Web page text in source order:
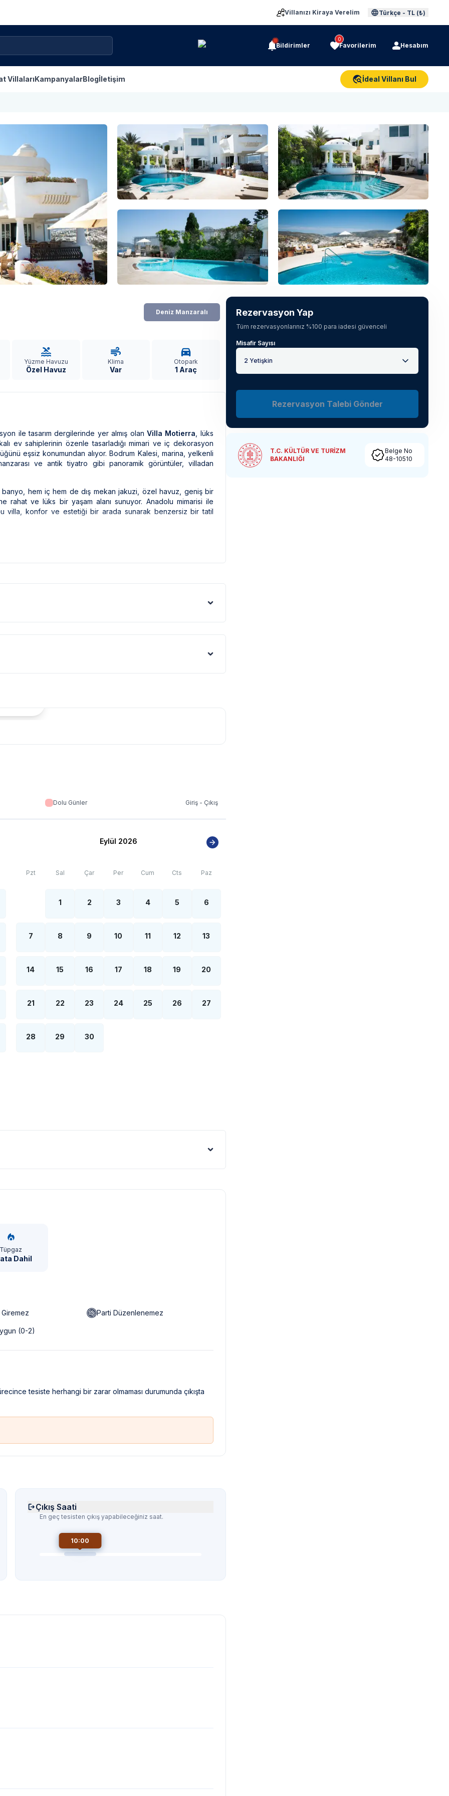
Villanızı Kiraya Verelim Türkçe - TL (₺)
Bildirimler
0
Favorilerim Hesabım
VillalarıKampanyalarBlogİletişim İdeal Villanı Bul
Tüm fotoğrafları gör
Deniz Manzaralı
Yüzme Havuzu
Özel Havuz
Klima
Var
Otopark
1 Araç
ile tasarım dergilerinde yer almış olan Villa Motierra , lüks
ev sahiplerinin özenle tasarladığı mimari ve iç dekorasyon
eşsiz konumundan alıyor. Bodrum Kalesi, marina, yelkenli
ve antik tiyatro gibi panoramik görüntüler, villadan
hem iç hem de dış mekan jakuzi, özel havuz, geniş bir
rahat ve lüks bir yaşam alanı sunuyor. Anadolu mimarisi ile
villa, konfor ve estetiği bir arada sunarak benzersiz bir tatil
görüntüyü ekrana sığdırmak amacıyla, geniş açılı lens ve
Dolu Günler Giriş - Çıkış
Eylül 2026
Pzt Sal Çar Per Cum Cts Paz
1 2 3 4 5 6
7 8 9 10 11 12 13
14 15 16 17 18 19 20
21 22 23 24 25 26 27
28 29 30
Tüpgaz
Dahil
Parti Düzenlenemez
(0-2)
tesiste herhangi bir zarar olmaması durumunda çıkışta
Çıkış Saati
En geç tesisten çıkış yapabileceğiniz saat.
10:00
Rezervasyon Yap
Tüm rezervasyonlarınız %100 para iadesi güvenceli
Misafir Sayısı
2 Yetişkin
Rezervasyon Talebi Gönder
T.C. KÜLTÜR VE TURİZM
BAKANLIĞI
Belge No
48-10510